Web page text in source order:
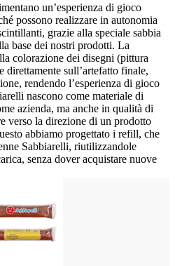
un’esperienza di gioco
possono realizzare in autonomia
grazie alla speciale sabbia
base dei nostri prodotti. La
colorazione dei disegni (pittura
direttamente sull’artefatto finale,
rendendo l’esperienza di gioco
nascono come materiale di
azienda, ma anche in qualità di
verso la direzione di un prodotto
abbiamo progettato i refill, che
Sabbiarelli, riutilizzandole
senza dover acquistare nuove